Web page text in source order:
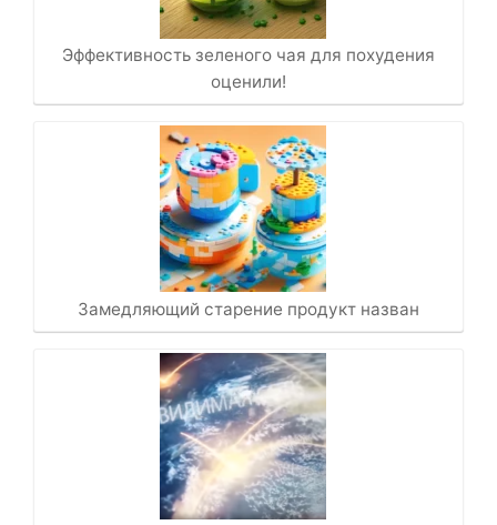
Эффективность зеленого чая для похудения
оценили!
Замедляющий старение продукт назван